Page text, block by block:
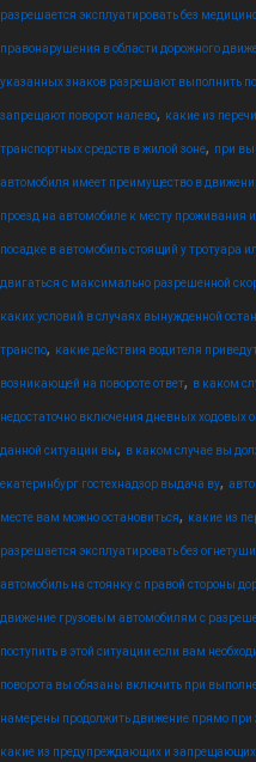
разрешается эксплуатировать без
правонарушения в области дорожного
указанных знаков разрешают выполнить
запрещают поворот налево, какие из
транспортных средств в жилой зоне, при
автомобиля имеет преимущество в
проезд на автомобиле к месту проживания
посадке в автомобиль стоящий у тротуара
двигаться с максимально разрешенной
каких условий в случаях вынужденной
транспо, какие действия водителя
возникающей на повороте ответ, в каком
недостаточно включения дневных ходовых
данной ситуации вы, в каком случае вы
екатеринбург гостехнадзор выдача ву,
месте вам можно остановиться, какие из
разрешается эксплуатировать без
автомобиль на стоянку с правой стороны
движение грузовым автомобилям с
поступить в этой ситуации если вам
поворота вы обязаны включить при
намерены продолжить движение прямо
какие из предупреждающих и